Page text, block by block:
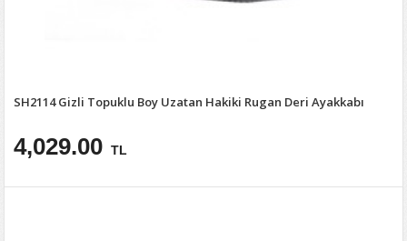
SH2114 Gizli Topuklu Boy Uzatan Hakiki Rugan Deri Ayakkabı
4,029.00 TL